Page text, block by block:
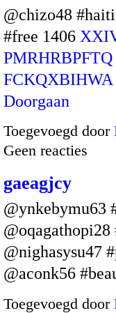
@chizo48
#free 1406
PMRHRBPFTQ
FCKQXBIHWA
Doorgaan
Toegevoegd door
Geen reacties
gaeagjcy
@ynkebymu63
@nighasysu47
@aconk56
Toegevoegd door